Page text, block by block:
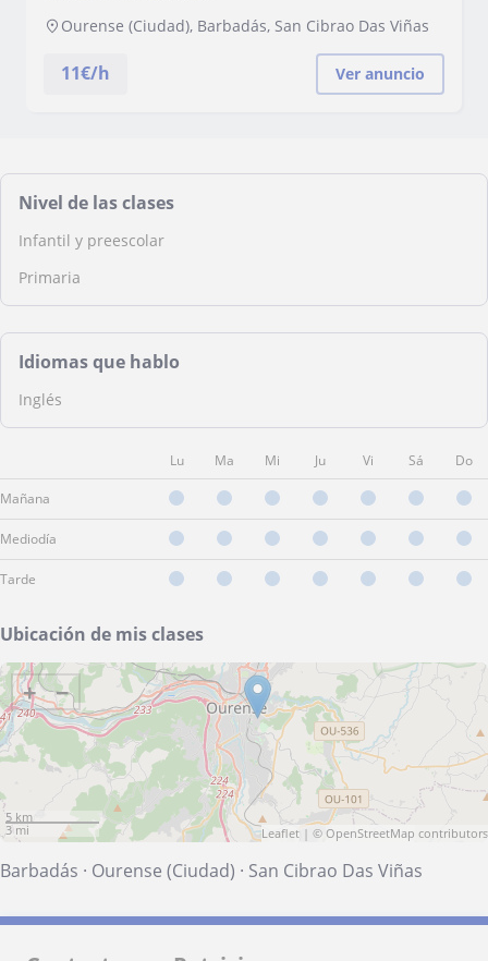
Ourense (Ciudad), Barbadás, San Cibrao Das Viñas
11€/h Ver anuncio
Nivel de las clases
Infantil y preescolar
Primaria
Idiomas que hablo
Inglés
Lu Ma Mi Ju Vi Sá Do
Mañana
Mediodía
Tarde
Ubicación de mis clases
+ −
5 km
3 mi
Leaflet | © OpenStreetMap contributors
Barbadás · Ourense (Ciudad) · San Cibrao Das Viñas